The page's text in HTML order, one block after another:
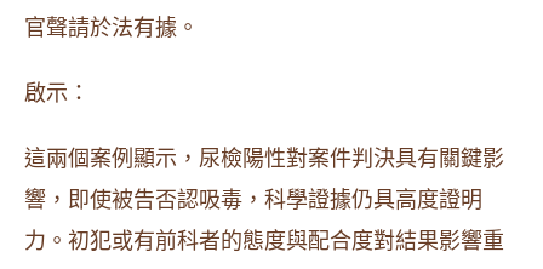
官聲請於法有據。
啟示：
這兩個案例顯示，尿檢陽性對案件判決具有關鍵影
響，即使被告否認吸毒，科學證據仍具高度證明
力。初犯或有前科者的態度與配合度對結果影響重